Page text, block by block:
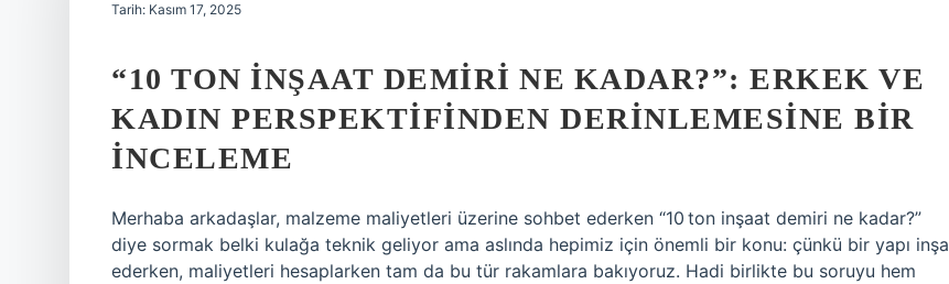
Tarih: Kasım 17, 2025
“10 TON İNŞAAT DEMIRI NE KADAR?”: ERKEK VE
KADIN PERSPEKTIFINDEN DERINLEMESINE BIR
İNCELEME
Merhaba arkadaşlar, malzeme maliyetleri üzerine sohbet ederken “10 ton inşaat demiri ne kadar?”
diye sormak belki kulağa teknik geliyor ama aslında hepimiz için önemli bir konu: çünkü bir yapı inşa
ederken, maliyetleri hesaplarken tam da bu tür rakamlara bakıyoruz. Hadi birlikte bu soruyu hem